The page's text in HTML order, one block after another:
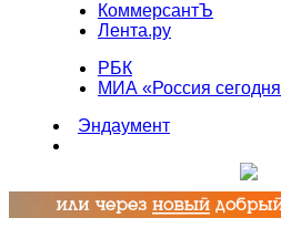
КоммерсантЪ
Лента.ру
РБК
МИА «Россия
Эндаумент